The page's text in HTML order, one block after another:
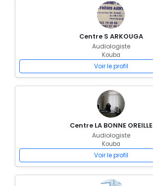
Centre S ARKOUGA
Audiologiste
Kouba
Voir le profil
Centre LA BONNE OREILLE
Audiologiste
Kouba
Voir le profil